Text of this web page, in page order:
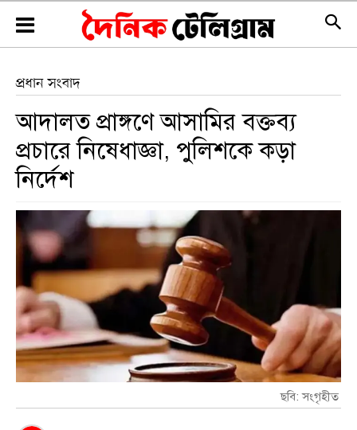
প্রধান সংবাদ
আদালত প্রাঙ্গণে আসামির বক্তব্য
প্রচারে নিষেধাজ্ঞা, পুলিশকে কড়া
নির্দেশ
ছবি: সংগৃহীত